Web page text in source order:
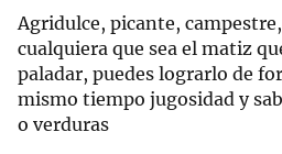
Agridulce, picante,
cualquiera que sea el matiz
paladar, puedes lograrlo de
mismo tiempo jugosidad y
o verduras